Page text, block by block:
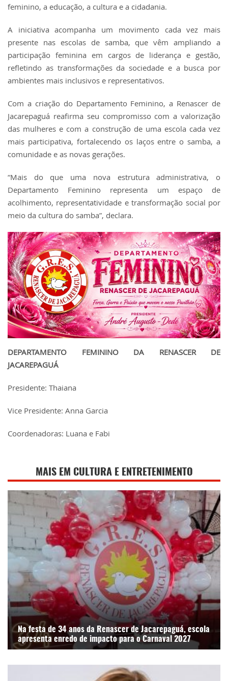
feminino, a educação, a cultura e a cidadania.
A iniciativa acompanha um movimento cada vez mais
presente nas escolas de samba, que vêm ampliando a
participação feminina em cargos de liderança e gestão,
refletindo as transformações da sociedade e a busca por
ambientes mais inclusivos e representativos.
Com a criação do Departamento Feminino, a Renascer de
Jacarepaguá reafirma seu compromisso com a valorização
das mulheres e com a construção de uma escola cada vez
mais participativa, fortalecendo os laços entre o samba, a
comunidade e as novas gerações.
“Mais do que uma nova estrutura administrativa, o
Departamento Feminino representa um espaço de
acolhimento, representatividade e transformação social por
meio da cultura do samba”, declara.
DEPARTAMENTO FEMININO DA RENASCER DE
JACAREPAGUÁ
Presidente: Thaiana
Vice Presidente: Anna Garcia
Coordenadoras: Luana e Fabi
MAIS EM CULTURA E ENTRETENIMENTO
Na festa de 34 anos da Renascer de Jacarepaguá, escola
apresenta enredo de impacto para o Carnaval 2027